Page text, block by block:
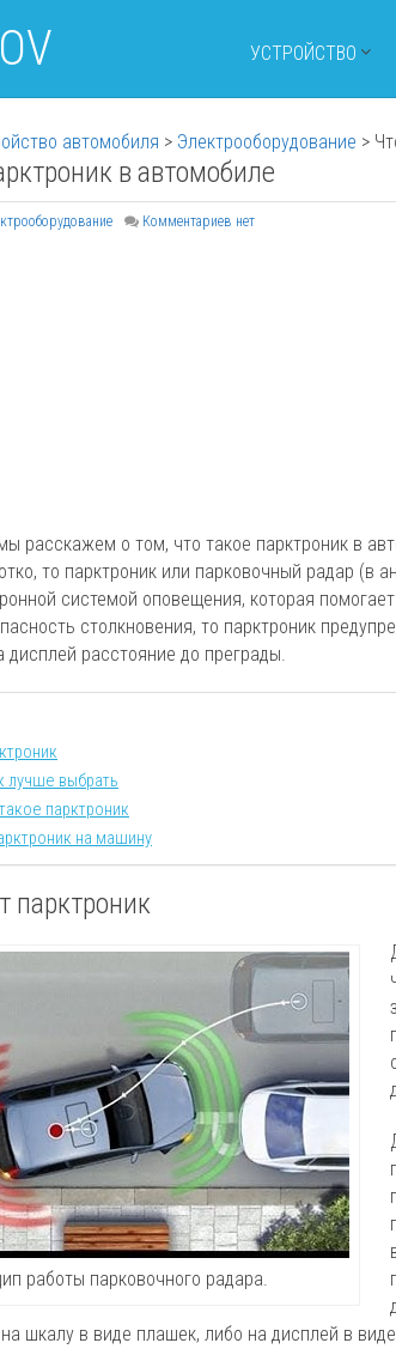
УСТРОЙСТВО
автомобиля > Электрооборудование >
в автомобиле
Комментариев нет
расскажем о том, что такое парктроник в
то парктроник или парковочный радар (в
системой оповещения, которая
столкновения, то парктроник
дисплей расстояние до преграды.
лучше выбрать
парктроник
на машину
парктроник
работы парковочного радара.
шкалу в виде плашек, либо на дисплей в